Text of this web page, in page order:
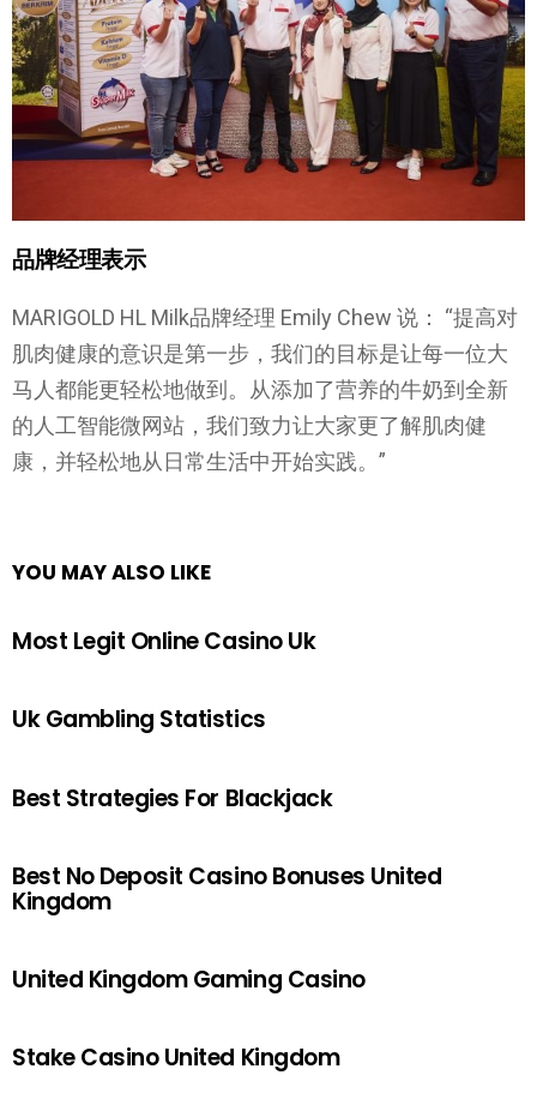
品牌经理表示
MARIGOLD HL Milk品牌经理 Emily Chew 说： “提高对
肌肉健康的意识是第一步，我们的目标是让每一位大
马人都能更轻松地做到。从添加了营养的牛奶到全新
的人工智能微网站，我们致力让大家更了解肌肉健
康，并轻松地从日常生活中开始实践。”
YOU MAY ALSO LIKE
Most Legit Online Casino Uk
Uk Gambling Statistics
Best Strategies For Blackjack
Best No Deposit Casino Bonuses United
Kingdom
United Kingdom Gaming Casino
Stake Casino United Kingdom